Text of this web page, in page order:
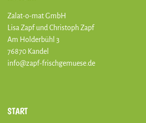
Zalat-o-mat GmbH
Lisa Zapf und Christoph Zapf
Am Holderbühl 3
76870 Kandel
info@zapf-frischgemuese.de
START